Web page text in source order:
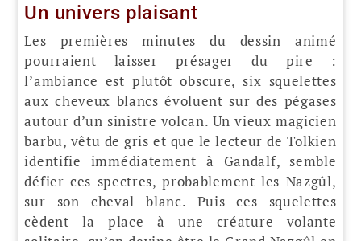
Un univers plaisant
Les premières minutes du dessin animé
pourraient laisser présager du pire :
l’ambiance est plutôt obscure, six squelettes
aux cheveux blancs évoluent sur des pégases
autour d’un sinistre volcan. Un vieux magicien
barbu, vêtu de gris et que le lecteur de Tolkien
identifie immédiatement à Gandalf, semble
défier ces spectres, probablement les Nazgûl,
sur son cheval blanc. Puis ces squelettes
cèdent la place à une créature volante